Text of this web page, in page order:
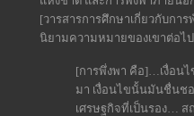
[วารสารการศึกษาเกี่ยวกับกา
นิยามความหมายของเขาต่อไ
[การพึ่งพา คือ]…เงื่อนไ
มา เงื่อนไขนั้นมันชื่นช
เศรษฐกิจที่เป็นรอง…